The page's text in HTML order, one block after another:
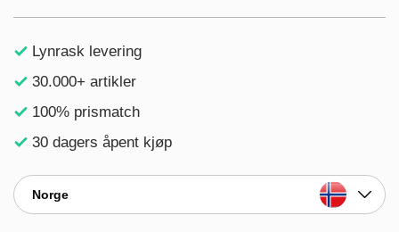
Lynrask levering
30.000+ artikler
100% prismatch
30 dagers åpent kjøp
Norge